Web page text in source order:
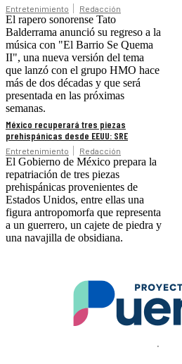
Entretenimiento Redacción
El rapero sonorense Tato
Balderrama anunció su regreso a la
música con "El Barrio Se Quema
II", una nueva versión del tema
que lanzó con el grupo HMO hace
más de dos décadas y que será
presentada en las próximas
semanas.
México recuperará tres piezas
prehispánicas desde EEUU: SRE
Entretenimiento Redacción
El Gobierno de México prepara la
repatriación de tres piezas
prehispánicas provenientes de
Estados Unidos, entre ellas una
figura antropomorfa que representa
a un guerrero, un cajete de piedra y
una navajilla de obsidiana.
.